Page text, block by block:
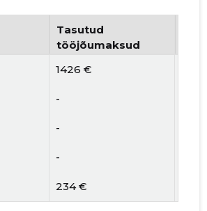
Tasutud
tööjõumaksud
1426 €
-
-
-
234 €